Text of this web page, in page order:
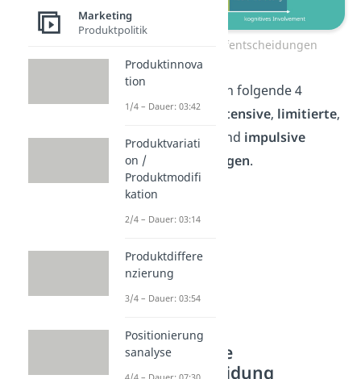
Arten von Kaufentscheidungen
Diese kannst du in folgende 4
unterteilen: in
extensive, limitierte,
habitualisierte
und impulsive
Kaufentscheidungen.
Die extensive
Kaufentscheidung
Marketing
Produktpolitik
Produktinnova
tion
1/4 – Dauer: 03:42
Produktvariati
on /
Produktmodifi
kation
2/4 – Dauer: 03:14
Produktdiffere
nzierung
3/4 – Dauer: 03:54
Positionierung
sanalyse